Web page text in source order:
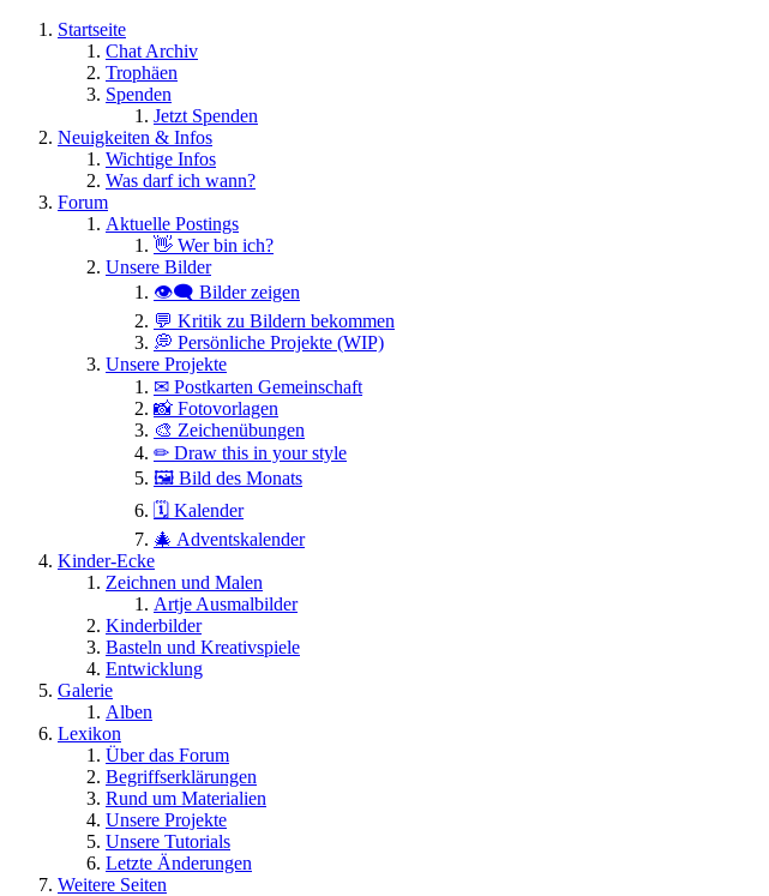
Startseite
Chat Archiv
Trophäen
Spenden
Jetzt Spenden
Neuigkeiten & Infos
Wichtige Infos
Was darf ich wann?
Forum
Aktuelle Postings
👋 Wer bin ich?
Unsere Bilder
👁️‍🗨️ Bilder zeigen
💬 Kritik zu Bildern bekommen
💭 Persönliche Projekte (WIP)
Unsere Projekte
✉ Postkarten Gemeinschaft
📸 Fotovorlagen
🎨 Zeichenübungen
✏ Draw this in your style
🖼 Bild des Monats
🗓 Kalender
🎄 Adventskalender
Kinder-Ecke
Zeichnen und Malen
Artje Ausmalbilder
Kinderbilder
Basteln und Kreativspiele
Entwicklung
Galerie
Alben
Lexikon
Über das Forum
Begriffserklärungen
Rund um Materialien
Unsere Projekte
Unsere Tutorials
Letzte Änderungen
Weitere Seiten